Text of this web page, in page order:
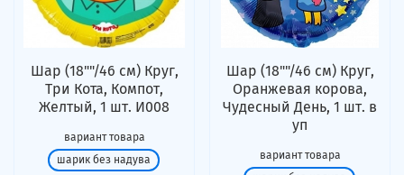
Шар (18""/46 см) Круг,
Три Кота, Компот,
Желтый, 1 шт. И008
вариант товара
шарик без надува
Шар (18""/46 см) Круг,
Оранжевая корова,
Чудесный День, 1 шт. в
уп
вариант товара